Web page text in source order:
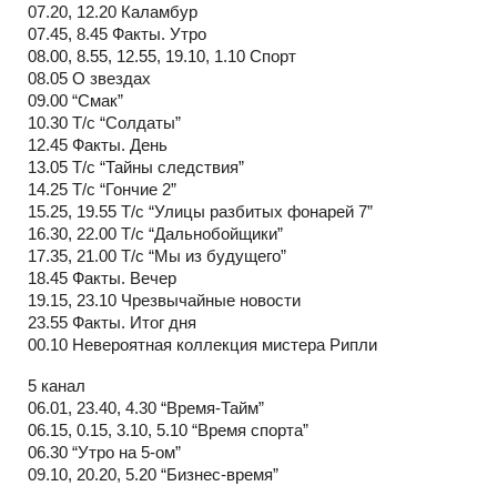
07.20, 12.20 Каламбур
07.45, 8.45 Факты. Утро
08.00, 8.55, 12.55, 19.10, 1.10 Спорт
08.05 О звездах
09.00 “Смак”
10.30 Т/с “Солдаты”
12.45 Факты. День
13.05 Т/с “Тайны следствия”
14.25 Т/с “Гончие 2”
15.25, 19.55 Т/с “Улицы разбитых фонарей 7”
16.30, 22.00 Т/с “Дальнобойщики”
17.35, 21.00 Т/с “Мы из будущего”
18.45 Факты. Вечер
19.15, 23.10 Чрезвычайные новости
23.55 Факты. Итог дня
00.10 Невероятная коллекция мистера Рипли
5 канал
06.01, 23.40, 4.30 “Время-Тайм”
06.15, 0.15, 3.10, 5.10 “Время спорта”
06.30 “Утро на 5-ом”
09.10, 20.20, 5.20 “Бизнес-время”